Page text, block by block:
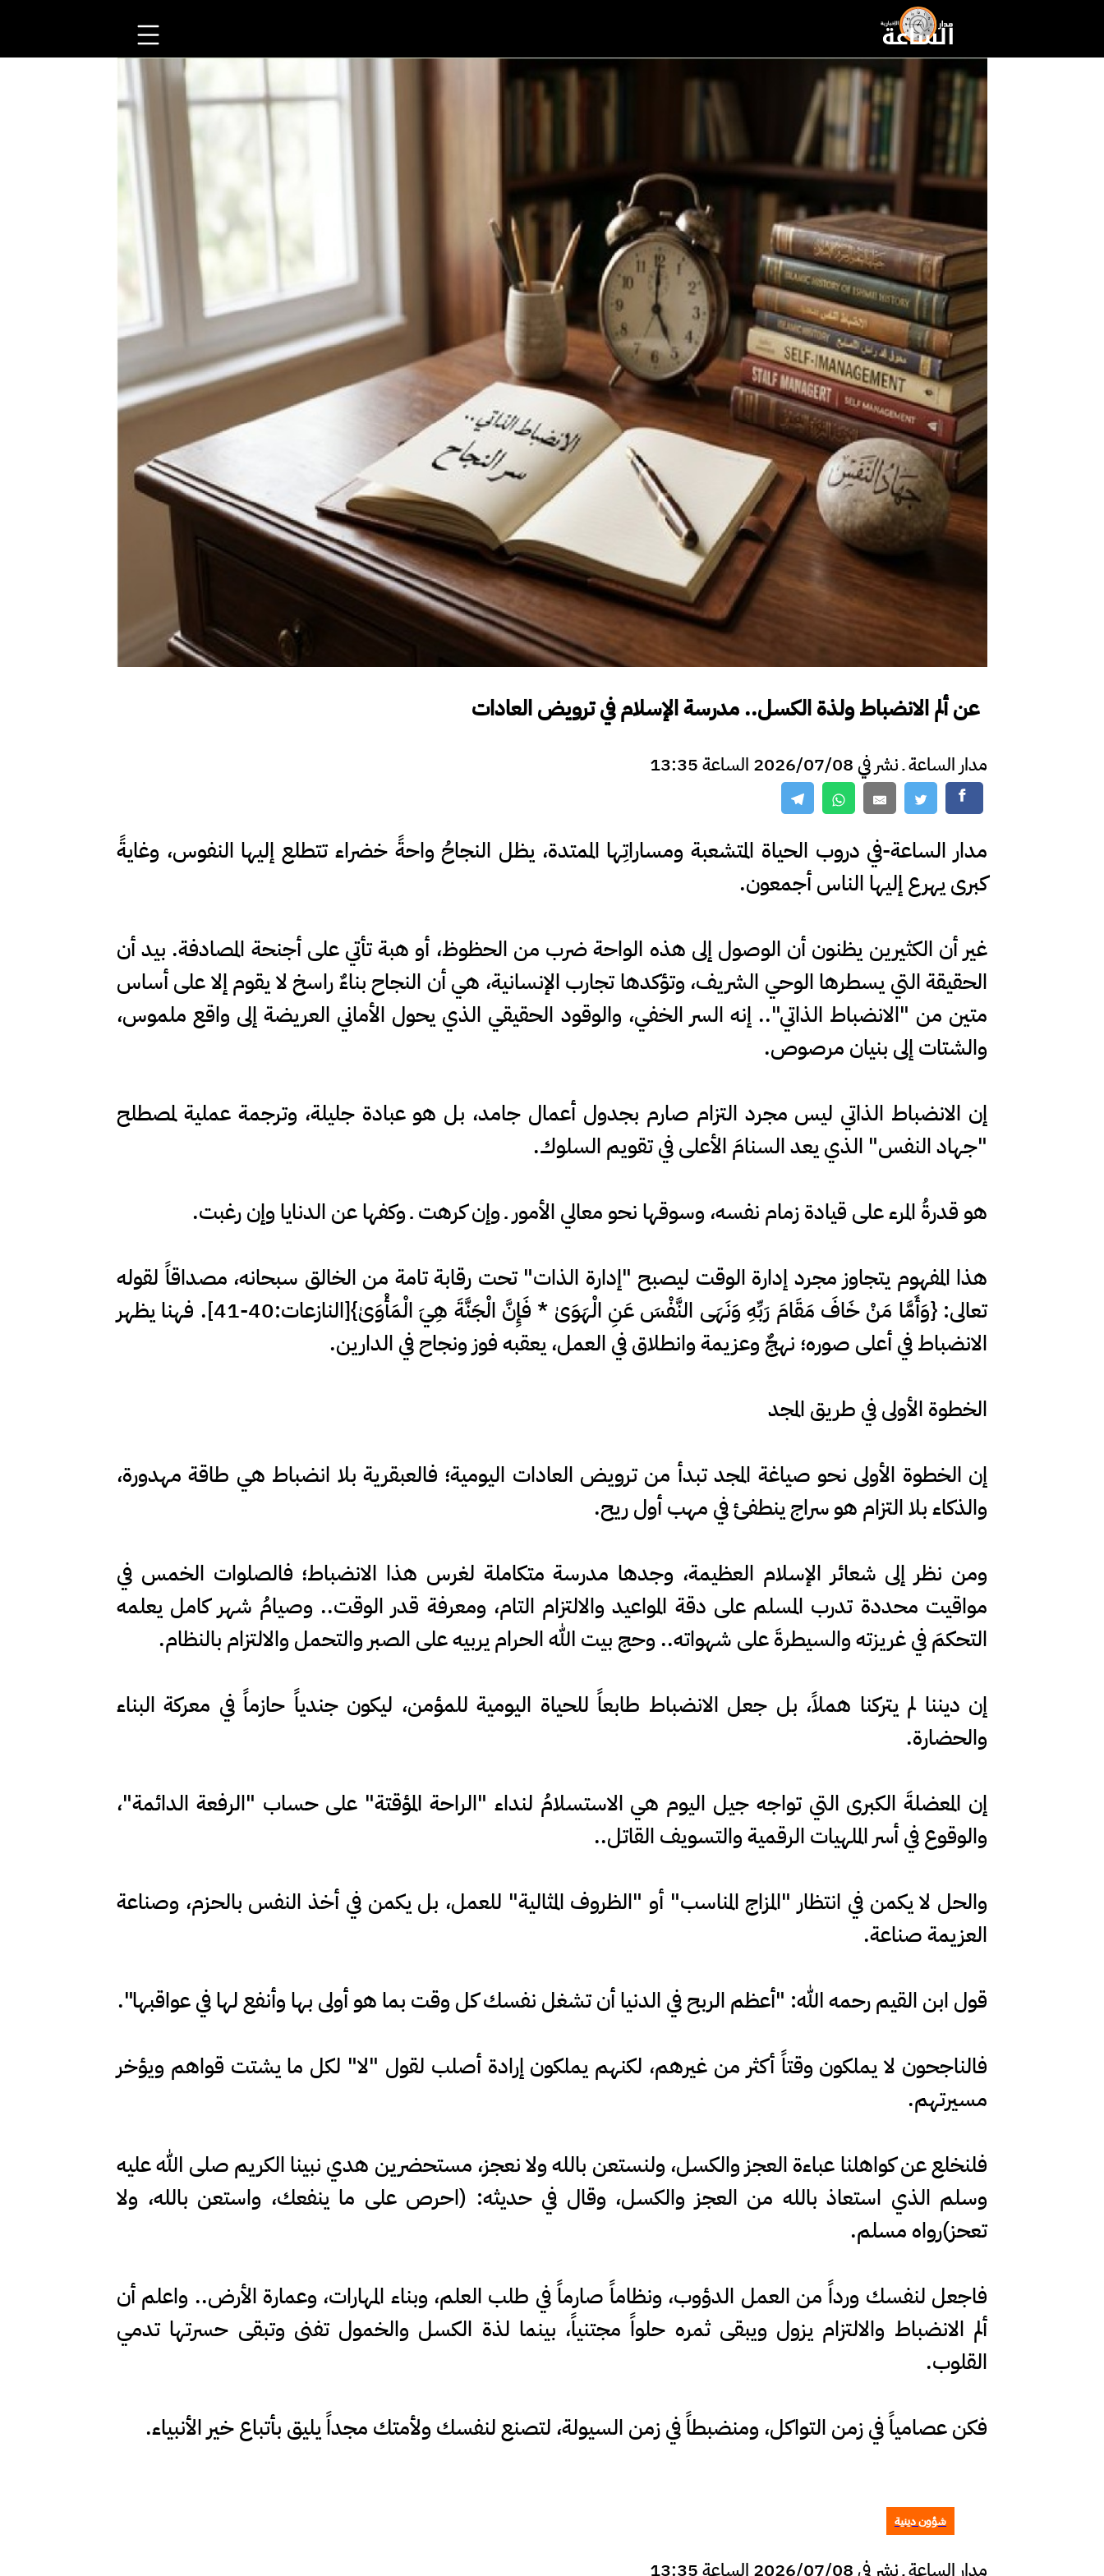
عن ألم الانضباط ولذة الكسل.. مدرسة الإسلام في ترويض العادات
مدار الساعة ـ نشر في 2026/07/08 الساعة 13:35
مدار الساعة-في دروب الحياة المتشعبة ومساراتِها الممتدة، يظل النجاحُ واحةً خضراء تتطلع إليها النفوس، وغايةً
كبرى يهرع إليها الناس أجمعون.
غير أن الكثيرين يظنون أن الوصول إلى هذه الواحة ضرب من الحظوظ، أو هبة تأتي على أجنحة المصادفة. بيد أن
الحقيقة التي يسطرها الوحي الشريف، وتؤكدها تجارب الإنسانية، هي أن النجاح بناءٌ راسخ لا يقوم إلا على أساس
متين من "الانضباط الذاتي".. إنه السر الخفي، والوقود الحقيقي الذي يحول الأماني العريضة إلى واقع ملموس،
والشتات إلى بنيان مرصوص.
إن الانضباط الذاتي ليس مجرد التزام صارم بجدول أعمال جامد، بل هو عبادة جليلة، وترجمة عملية لمصطلح
"جهاد النفس" الذي يعد السنامَ الأعلى في تقويم السلوك.
هو قدرةُ المرء على قيادة زمام نفسه، وسوقها نحو معالي الأمور ـ وإن كرهت ـ وكفها عن الدنايا وإن رغبت.
هذا المفهوم يتجاوز مجرد إدارة الوقت ليصبح "إدارة الذات" تحت رقابة تامة من الخالق سبحانه، مصداقاً لقوله
تعالى: {وَأَمَّا مَنْ خَافَ مَقَامَ رَبِّهِ وَنَهَى النَّفْسَ عَنِ الْهَوَىٰ * فَإِنَّ الْجَنَّةَ هِيَ الْمَأْوَىٰ}[النازعات:40-41]. فهنا يظهر
الانضباط في أعلى صوره؛ نهجٌ وعزيمة وانطلاق في العمل، يعقبه فوز ونجاح في الدارين.
الخطوة الأولى في طريق المجد
إن الخطوة الأولى نحو صياغة المجد تبدأ من ترويض العادات اليومية؛ فالعبقرية بلا انضباط هي طاقة مهدورة،
والذكاء بلا التزام هو سراج ينطفئ في مهب أول ريح.
ومن نظر إلى شعائر الإسلام العظيمة، وجدها مدرسة متكاملة لغرس هذا الانضباط؛ فالصلوات الخمس في
مواقيت محددة تدرب المسلم على دقة المواعيد والالتزام التام، ومعرفة قدر الوقت.. وصيامُ شهر كامل يعلمه
التحكمَ في غريزته والسيطرةَ على شهواته.. وحج بيت الله الحرام يربيه على الصبر والتحمل والالتزام بالنظام.
إن ديننا لم يتركنا هملاً، بل جعل الانضباط طابعاً للحياة اليومية للمؤمن، ليكون جندياً حازماً في معركة البناء
والحضارة.
إن المعضلةَ الكبرى التي تواجه جيل اليوم هي الاستسلامُ لنداء "الراحة المؤقتة" على حساب "الرفعة الدائمة"،
والوقوع في أسر الملهيات الرقمية والتسويف القاتل..
والحل لا يكمن في انتظار "المزاج المناسب" أو "الظروف المثالية" للعمل، بل يكمن في أخذ النفس بالحزم، وصناعة
العزيمة صناعة.
قول ابن القيم رحمه الله: "أعظم الربح في الدنيا أن تشغل نفسك كل وقت بما هو أولى بها وأنفع لها في عواقبها".
فالناجحون لا يملكون وقتاً أكثر من غيرهم، لكنهم يملكون إرادة أصلب لقول "لا" لكل ما يشتت قواهم ويؤخر
مسيرتهم.
فلنخلع عن كواهلنا عباءة العجز والكسل، ولنستعن بالله ولا نعجز، مستحضرين هدي نبينا الكريم صلى الله عليه
وسلم الذي استعاذ بالله من العجز والكسل، وقال في حديثه: (احرص على ما ينفعك، واستعن بالله، ولا
تعحز)رواه مسلم.
فاجعل لنفسك ورداً من العمل الدؤوب، ونظاماً صارماً في طلب العلم، وبناء المهارات، وعمارة الأرض.. واعلم أن
ألم الانضباط والالتزام يزول ويبقى ثمره حلواً مجتنياً، بينما لذة الكسل والخمول تفنى وتبقى حسرتها تدمي
القلوب.
فكن عصامياً في زمن التواكل، ومنضبطاً في زمن السيولة، لتصنع لنفسك ولأمتك مجداً يليق بأتباع خير الأنبياء.
شؤون دينية
مدار الساعة ـ نشر في 2026/07/08 الساعة 13:35